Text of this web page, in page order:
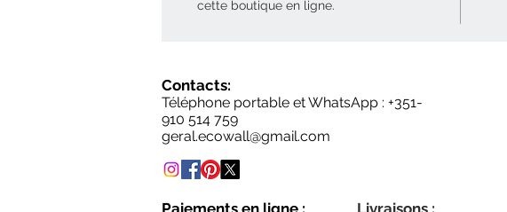
cette boutique en ligne.
Contacts:
Téléphone portable et WhatsApp : +351-
910 514 759
geral.ecowall@gmail.com